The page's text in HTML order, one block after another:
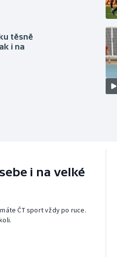
těsně
i na
i na velké
ČT sport vždy po ruce.